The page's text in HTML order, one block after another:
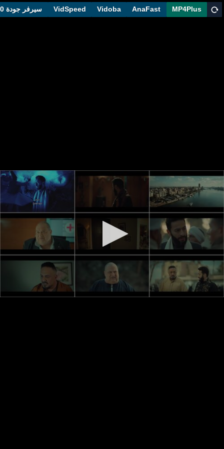
MP4Plus
AnaFast
Vidoba
VidSpeed سيرفر جودة 1080